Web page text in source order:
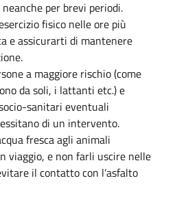
per brevi periodi.
fisico nelle ore più
e assicurarti di mantenere
a maggiore rischio (come
da soli, i lattanti etc.) e
sanitari eventuali
di un intervento.
fresca agli animali
viaggio, e non farli uscire nelle
il contatto con l’asfalto